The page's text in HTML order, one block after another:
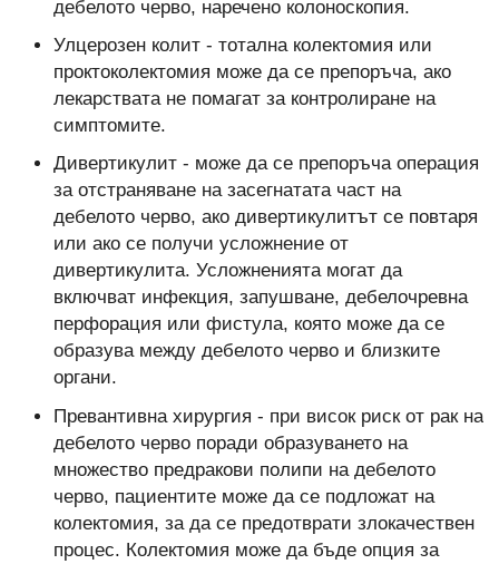
дебелото черво, наречено колоноскопия.
Улцерозен колит - тотална колектомия или
проктоколектомия може да се препоръча, ако
лекарствата не помагат за контролиране на
симптомите.
Дивертикулит - може да се препоръча операция
за отстраняване на засегнатата част на
дебелото черво, ако дивертикулитът се повтаря
или ако се получи усложнение от
дивертикулита. Усложненията могат да
включват инфекция, запушване, дебелочревна
перфорация или фистула, която може да се
образува между дебелото черво и близките
органи.
Превантивна хирургия - при висок риск от рак на
дебелото черво поради образуването на
множество предракови полипи на дебелото
черво, пациентите може да се подложат на
колектомия, за да се предотврати злокачествен
процес. Колектомия може да бъде опция за